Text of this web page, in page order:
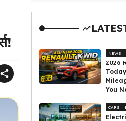
NEWS
2026
You
CARS